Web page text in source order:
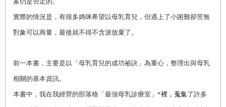
實際的情況是，有很多媽咪希望以母乳育兒，但遇上了小困難卻苦無
對象可以商量，最後就不得不含淚放棄了。
前一本書，主要是以「母乳育兒的成功祕訣」為重心，整理出與母乳
相關的基本資訊。
本書中，我在我經營的部落格「最強母乳診療室」*裡，蒐集了許多